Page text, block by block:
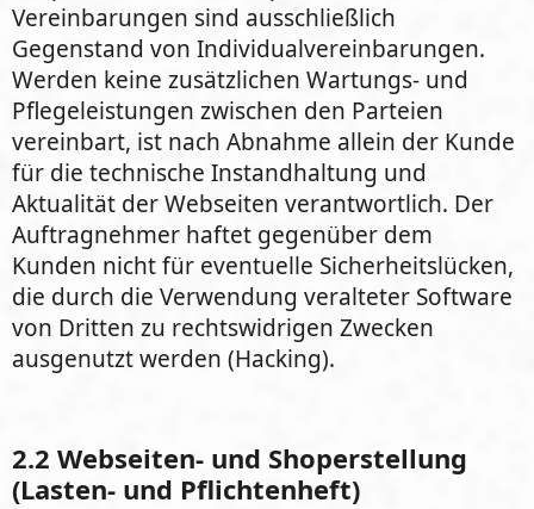
Vereinbarungen sind ausschließlich
Gegenstand von Individualvereinbarungen.
Werden keine zusätzlichen Wartungs- und
Pflegeleistungen zwischen den Parteien
vereinbart, ist nach Abnahme allein der Kunde
für die technische Instandhaltung und
Aktualität der Webseiten verantwortlich. Der
Auftragnehmer haftet gegenüber dem
Kunden nicht für eventuelle Sicherheitslücken,
die durch die Verwendung veralteter Software
von Dritten zu rechtswidrigen Zwecken
ausgenutzt werden (Hacking).
2.2 Webseiten- und Shoperstellung
(Lasten- und Pflichtenheft)